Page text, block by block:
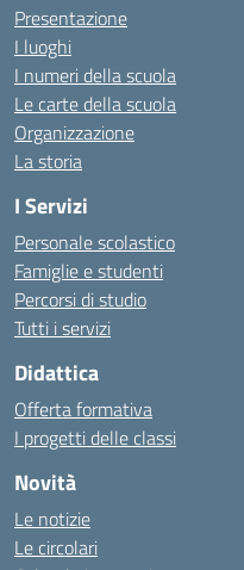
Presentazione
I luoghi
I numeri della scuola
Le carte della scuola
Organizzazione
La storia
I Servizi
Personale scolastico
Famiglie e studenti
Percorsi di studio
Tutti i servizi
Didattica
Offerta formativa
I progetti delle classi
Novità
Le notizie
Le circolari